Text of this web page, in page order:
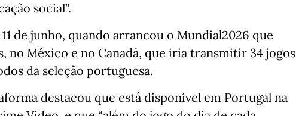
social”.
de junho, quando arrancou o Mundial2026 que
no México e no Canadá, que iria transmitir 34 jogos
da seleção portuguesa.
destacou que está disponível em Portugal na